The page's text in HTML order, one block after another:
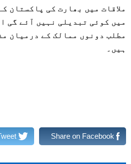
ملاقات میں بھارت کی پاکستان
میں کوئی تبدیلی نہیں آئے گی
مطلب دونوں ممالک کے درمیان
ہیں۔
Share on Facebook